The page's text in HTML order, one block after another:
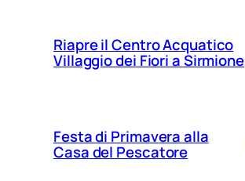
Riapre il Centro Acquatico
Villaggio dei Fiori a Sirmione
Festa di Primavera alla
Casa del Pescatore